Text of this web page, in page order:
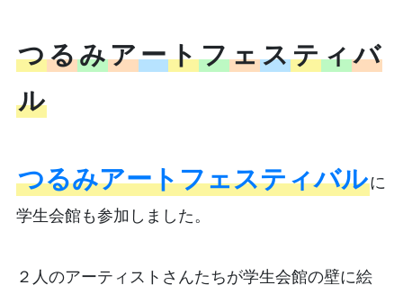
つるみアートフェスティバ
ル
つるみアートフェスティバルに
学生会館も参加しました。
２人のアーティストさんたちが学生会館の壁に絵